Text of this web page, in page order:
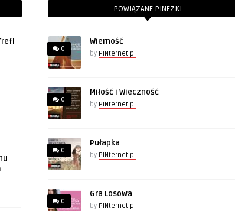
POWIĄZANE PINEZKI
0
Wierność
by PINternet.pl
0
Miłość i Wieczność
by PINternet.pl
0
Pułapka
by PINternet.pl
0
Gra Losowa
by PINternet.pl